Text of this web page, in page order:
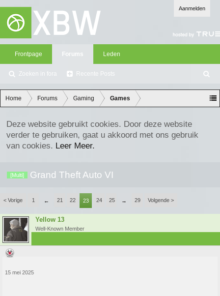
Aanmelden
Frontpage Forums
Zoeken in fora Recente Posts
Leden
oe
ke
n
Home Forums Gaming Games
Deze website gebruikt cookies. Door deze website
verder te gebruiken, gaat u akkoord met ons gebruik
van cookies. Leer Meer.
[Multi] Grand Theft Auto VI
< Vorige 1 ← 21 22 23 24 25 → 29 Volgende >
Yellow 13
Well-Known Member
15 mei 2025